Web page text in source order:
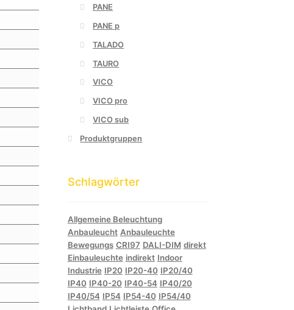
PANE
PANE p
TALADO
TAURO
VICO
VICO pro
VICO sub
Produktgruppen
Schlagwörter
Allgemeine Beleuchtung
Anbauleucht Anbauleuchte
Bewegungs CRI97 DALI-DIM direkt
Einbauleuchte indirekt Indoor
Industrie IP20 IP20-40 IP20/40
IP40 IP40-20 IP40-54 IP40/20
IP40/54 IP54 IP54-40 IP54/40